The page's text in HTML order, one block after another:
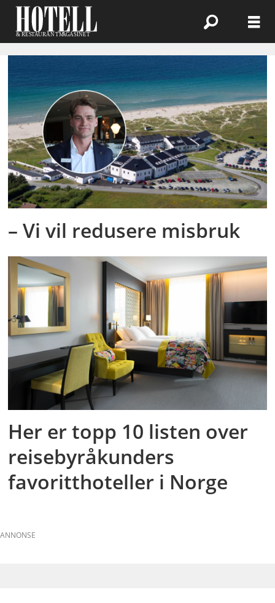
Emne:
hotellgjester
– Vi vil redusere misbruk
Her er topp 10 listen over
reisebyråkunders
favoritthoteller i Norge
ANNONSE